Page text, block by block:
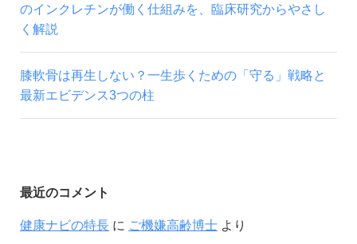
のインクレチンが働く仕組みを、臨床研究からやさし
く解説
膝軟骨は再生しない？一生歩くための「守る」戦略と
最新エビデンス3つの柱
最近のコメント
健康ナビの特長に ご機嫌高齢博士より